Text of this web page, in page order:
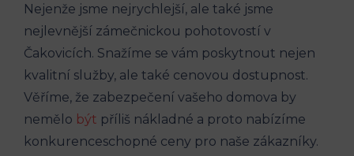
Nejenže jsme nejrychlejší, ale také jsme
nejlevnější zámečnickou pohotovostí v
Čakovicích. Snažíme se vám poskytnout nejen
kvalitní služby, ale také cenovou dostupnost.
Věříme, že zabezpečení vašeho domova by
nemělo být příliš nákladné a proto nabízíme
konkurenceschopné ceny pro naše zákazníky.